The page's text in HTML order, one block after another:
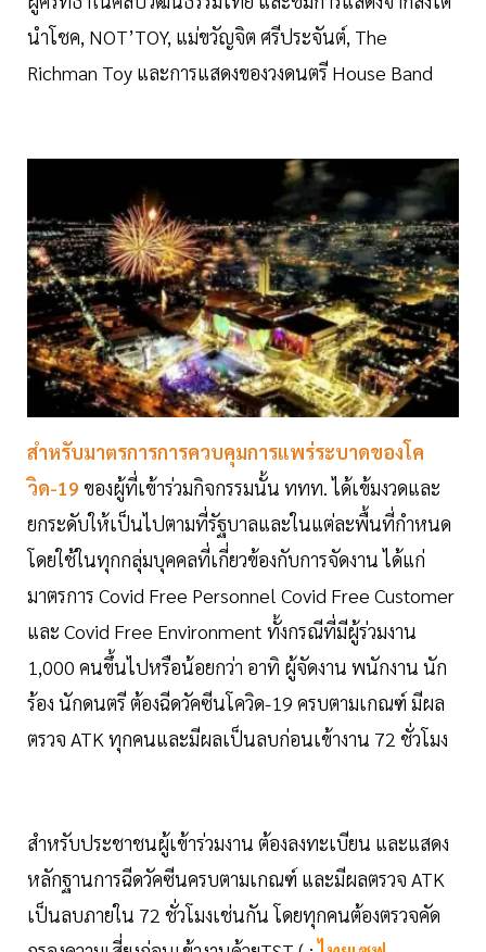
นำโชค, NOT’TOY, แม่ขวัญจิต ศรีประจันต์, The
Richman Toy และการแสดงของวงดนตรี House Band
สำหรับมาตรการการควบคุมการแพร่ระบาดของโค
วิด-19 ของผู้ที่เข้าร่วมกิจกรรมนั้น ททท. ได้เข้มงวดและ
ยกระดับให้เป็นไปตามที่รัฐบาลและในแต่ละพื้นที่กำหนด
โดยใช้ในทุกกลุ่มบุคคลที่เกี่ยวข้องกับการจัดงาน ได้แก่
มาตรการ Covid Free Personnel Covid Free Customer
และ Covid Free Environment ทั้งกรณีที่มีผู้ร่วมงาน
1,000 คนขึ้นไปหรือน้อยกว่า อาทิ ผู้จัดงาน พนักงาน นัก
ร้อง นักดนตรี ต้องฉีดวัคซีนโควิด-19 ครบตามเกณฑ์ มีผล
ตรวจ ATK ทุกคนและมีผลเป็นลบก่อนเข้างาน 72 ชั่วโมง
สำหรับประชาชนผู้เข้าร่วมงาน ต้องลงทะเบียน และแสดง
หลักฐานการฉีดวัคซีนครบตามเกณฑ์ และมีผลตรวจ ATK
เป็นลบภายใน 72 ชั่วโมงเช่นกัน โดยทุกคนต้องตรวจคัด